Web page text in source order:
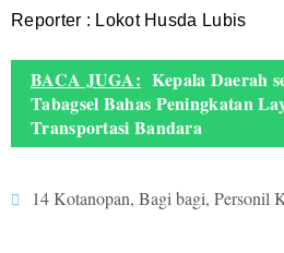
Reporter : Lokot Husda Lubis
BACA JUGA: Kepala Daerah
Tabagsel Bahas Peningkatan
Transportasi Bandara
14 Kotanopan, Bagi bagi, Personil